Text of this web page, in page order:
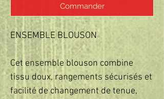
Commander
ENSEMBLE BLOUSON
Cet ensemble blouson combine
tissu doux, rangements sécurisés et
facilité de changement de tenue,